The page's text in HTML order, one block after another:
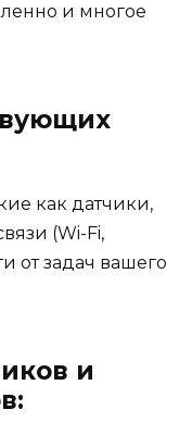
и многое
как датчики,
(Wi-Fi,
от задач вашего
и